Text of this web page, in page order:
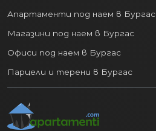
Апартаменти под наем в Бургас
Магазини под наем в Бургас
Офиси под наем в Бургас
Парцели и терени в Бургас